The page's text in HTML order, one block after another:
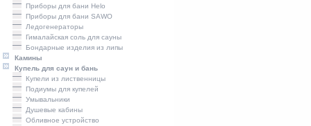
Приборы для бани Helo
Приборы для бани SAWO
Ледогенераторы
Гималайская соль для сауны
Бондарные изделия из липы
Камины
Купель для саун и бань
Купели из лиственницы
Подиумы для купелей
Умывальники
Душевые кабины
Обливное устройство